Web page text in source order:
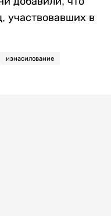
участвовавших в
изнасилование